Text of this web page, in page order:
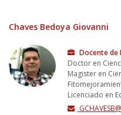
Chaves Bedoya Giovanni
Docente de
Doctor en
Magister en
Licenciado en